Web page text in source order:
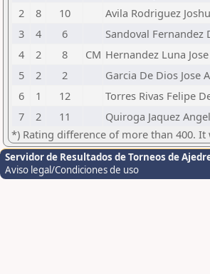
2
8 10 Avila Rodriguez
3
4 6 Sandoval Fernandez
4
2 8 CM Hernandez Luna
5
2 2 Garcia De Dios Jose
6
1 12 Torres Rivas Felipe
7
2 11 Quiroga Jaquez
*) Rating difference of more than 400. It
Servidor de Resultados de Torneos de
Aviso legal/Condiciones de uso